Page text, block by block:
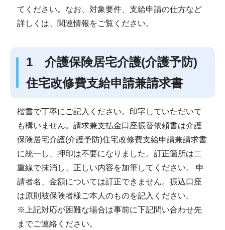
てください。なお、対象要件、支給申請の仕方など
詳しくは、関連情報をご覧ください。
1 介護保険居宅介護(介護予防)
住宅改修費支給申請兼請求書
楷書で丁寧にご記入ください。印字していただいて
も構いません。請求兼支払金口座振替依頼書は介護
保険居宅介護(介護予防)住宅改修費支給申請兼請求書
に統一し、押印は不要になりました。訂正箇所は二
重線で抹消し、正しい内容を加筆してください。 申
請者名、金額については訂正できません。振込口座
は原則被保険者様ご本人のものを記入ください。
※上記対応が困難な場合は事前に下記問い合わせ先
までご連絡ください。